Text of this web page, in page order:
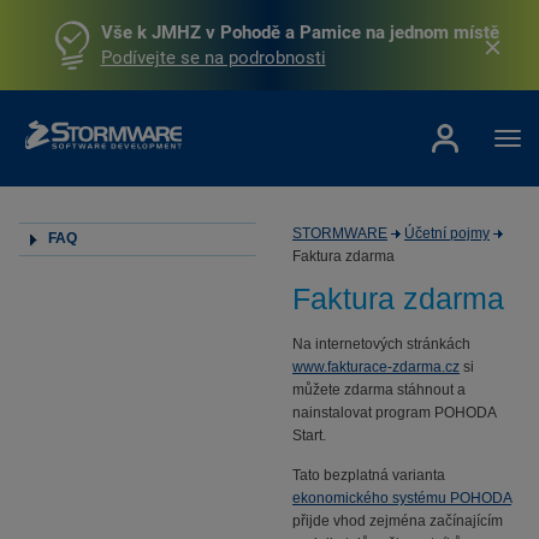
Vše k JMHZ v Pohodě a Pamice na jednom místě
Podívejte se na podrobnosti
FAQ STORMWARE
Účetní pojmy
Faktura zdarma
Faktura zdarma
Na internetových stránkách
www.fakturace-zdarma.cz si
můžete zdarma stáhnout a
nainstalovat program POHODA
Start.
Tato bezplatná varianta
ekonomického systému POHODA
přijde vhod zejména začínajícím